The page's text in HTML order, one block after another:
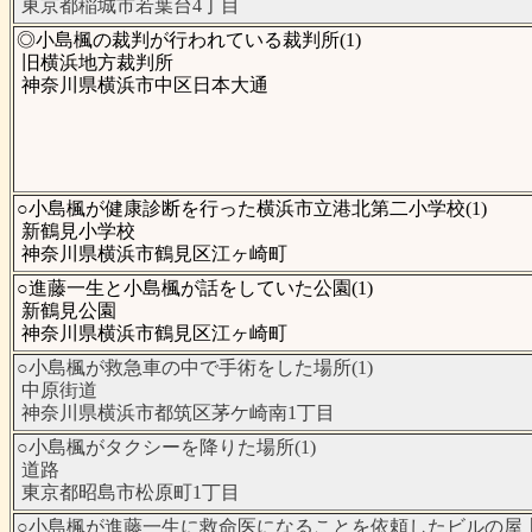
東京都稲城市若葉台4丁目
◎小島楓の裁判が行われている裁判所(1)
旧横浜地方裁判所
神奈川県横浜市中区日本大通
○小島楓が健康診断を行った横浜市立港北第二小学校(1)
新鶴見小学校
神奈川県横浜市鶴見区江ヶ崎町
○進藤一生と小島楓が話をしていた公園(1)
新鶴見公園
神奈川県横浜市鶴見区江ヶ崎町
○小島楓が救急車の中で手術をした場所(1)
中原街道
神奈川県横浜市都筑区茅ケ崎南1丁目
○小島楓がタクシーを降りた場所(1)
道路
東京都昭島市松原町1丁目
○小島楓が進藤一生に救命医になることを依頼したビルの屋